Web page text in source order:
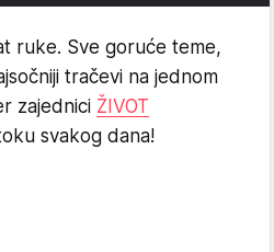
ruke. Sve goruće teme,
tračevi na jednom
zajednici ŽIVOT
svakog dana!